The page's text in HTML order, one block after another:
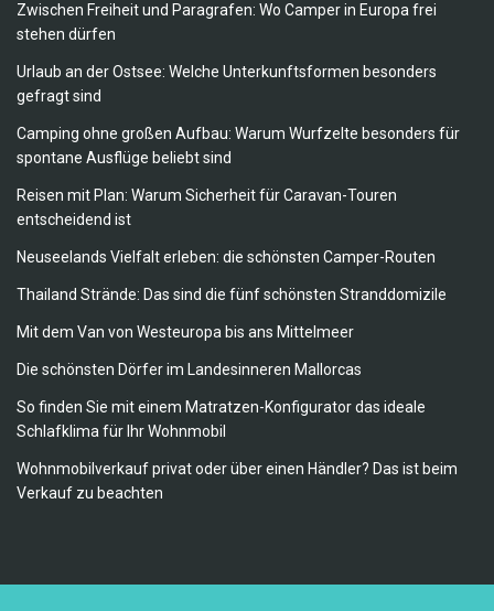
Zwischen Freiheit und Paragrafen: Wo Camper in Europa frei
stehen dürfen
Urlaub an der Ostsee: Welche Unterkunftsformen besonders
gefragt sind
Camping ohne großen Aufbau: Warum Wurfzelte besonders für
spontane Ausflüge beliebt sind
Reisen mit Plan: Warum Sicherheit für Caravan-Touren
entscheidend ist
Neuseelands Vielfalt erleben: die schönsten Camper-Routen
Thailand Strände: Das sind die fünf schönsten Stranddomizile
Mit dem Van von Westeuropa bis ans Mittelmeer
Die schönsten Dörfer im Landesinneren Mallorcas
So finden Sie mit einem Matratzen-Konfigurator das ideale
Schlafklima für Ihr Wohnmobil
Wohnmobilverkauf privat oder über einen Händler? Das ist beim
Verkauf zu beachten